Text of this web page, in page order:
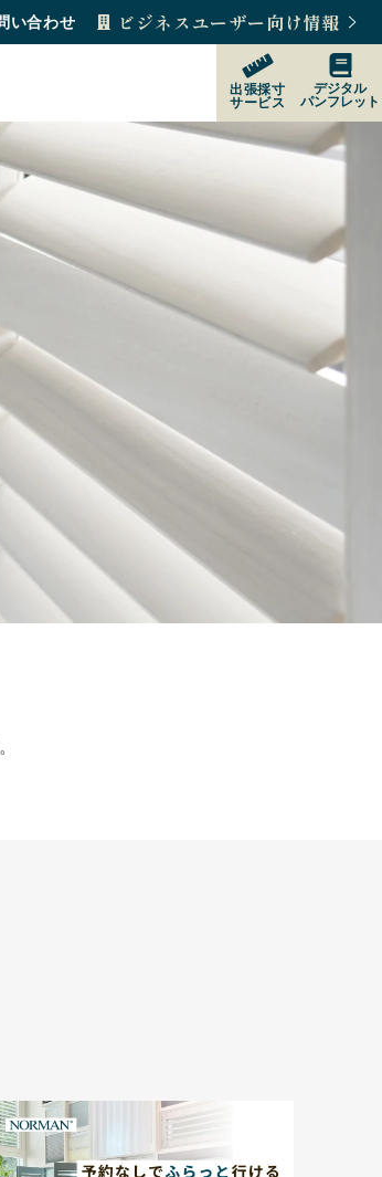
い合わせ ビジネスユーザー向け情報
出張採寸
サービス
デジタル
パンフレット
品の選び方
購入をご検討の方
販売店
サポート
社案内